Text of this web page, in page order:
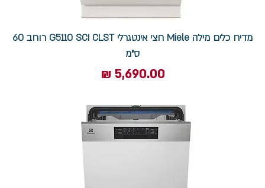
מדיח כלים מילה Miele חצי אינטגרלי G5110 SCI CLST רוחב 60
ס"מ
מחיר